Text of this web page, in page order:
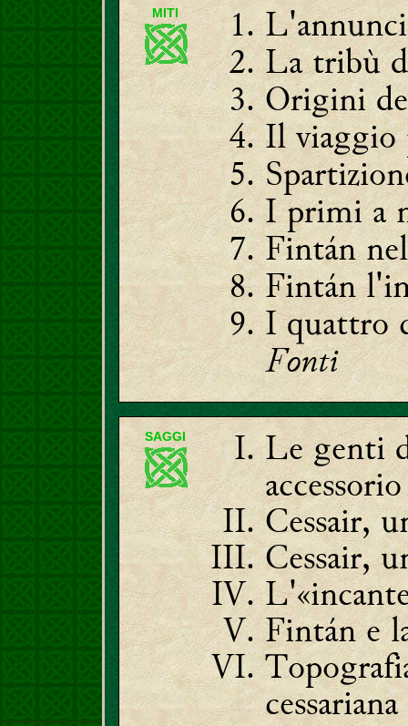
MITI
La tribù
Origini
Il viaggio
I primi a
Fintán
Fintán
I quattro
Fonti
SAGGI
Le genti
Cessair,
Cessair,
Fintán e
cessariana